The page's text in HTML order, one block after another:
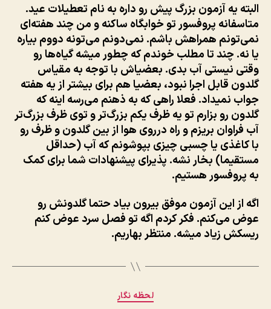
البته یه آزمون بزرگ پیش رو داره به نام تعطیلات عید.
متاسفانه پروفسور تو خوابگاه ساکنه و من چند هفته‌ای
نمی‌تونم همراهش باشم. نمی‌دونم می‌تونه دووم بیاره
یا نه. چند تا مطلب خوندم که چطور میشه گیاه‌ها رو
وقتی نیستی آب بدی. بعضیاش با توجه به مقیاس
گلدون قابل اجرا نبود، بعضیا هم برای بیشتر از یه هفته
جواب نمیداد. فعلا راهی که به ذهنم می‌رسه اینه که
گلدون رو بزارم تو یه ظرف یکم بزرگ‌تر و توی ظرف بزرگ‌تر
آب فراوان بریزم و راه درروی هوا از بین گلدون و ظرف رو
با کاغذی یا چسبی چیزی بپوشونم که آب (حداقل
مستقیما) بخار نشه. پذیرای پیشنهادات شما برای کمک
به پروفسور هستیم.
اگه از این آزمون موفق بیرون بیاد حتما گلدونش رو
عوض می‌کنم. فکر کردم اگه تو فصل سرد عوض کنم
ریسکش زیاد میشه. منتظر بهاریم.
دسته‌ها
لحظه نگار